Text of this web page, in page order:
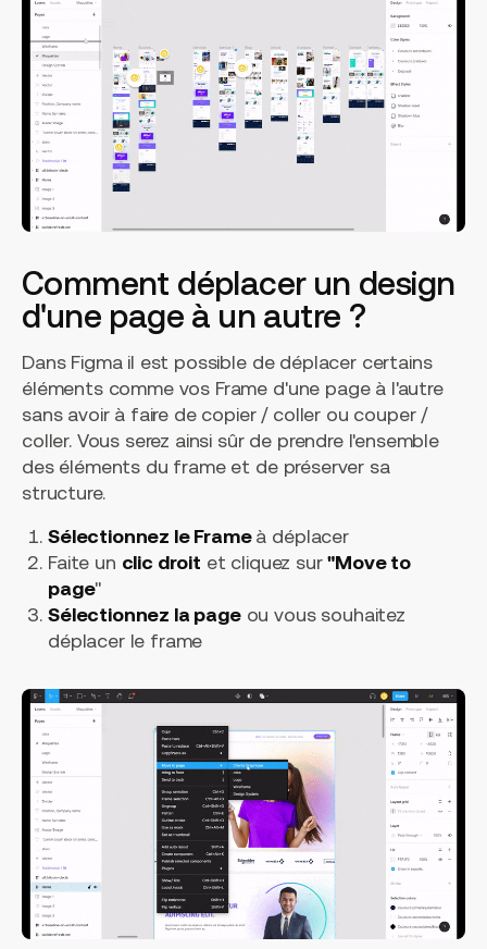
Comment déplacer un design
d'une page à un autre ?
Dans Figma il est possible de déplacer certains
éléments comme vos Frame d'une page à l'autre
sans avoir à faire de copier / coller ou couper /
coller. Vous serez ainsi sûr de prendre l'ensemble
des éléments du frame et de préserver sa
structure.
Sélectionnez le Frameà déplacer
Faite un clic droit et cliquez sur"Move to
page"
Sélectionnez la pageou vous souhaitez
déplacer le frame